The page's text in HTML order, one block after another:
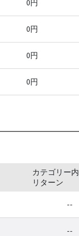
0円
0円
0円
0円
カテゴリー内
リターン
--
--